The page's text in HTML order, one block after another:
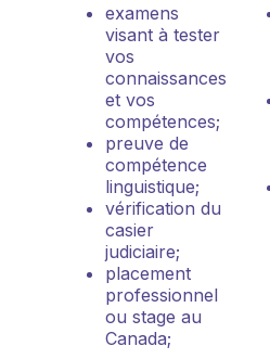
examens
visant à tester
vos
connaissances
et vos
compétences;
preuve de
compétence
linguistique;
vérification du
casier
judiciaire;
placement
professionnel
ou stage au
Canada;